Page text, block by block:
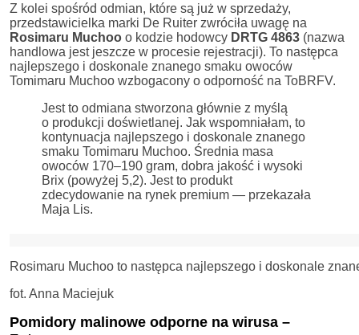
Z kolei spośród odmian, które są już w sprzedaży,
przedstawicielka marki De Ruiter zwróciła uwagę na
Rosimaru Muchoo o kodzie hodowcy DRTG 4863 (nazwa
handlowa jest jeszcze w procesie rejestracji). To następca
najlepszego i doskonale znanego smaku owoców
Tomimaru Muchoo wzbogacony o odporność na ToBRFV.
Jest to odmiana stworzona głównie z myślą
o produkcji doświetlanej. Jak wspomniałam, to
kontynuacja najlepszego i doskonale znanego
smaku Tomimaru Muchoo. Średnia masa
owoców 170–190 gram, dobra jakość i wysoki
Brix (powyżej 5,2). Jest to produkt
zdecydowanie na rynek premium — przekazała
Maja Lis.
Rosimaru Muchoo to następca najlepszego i doskonale
fot. Anna Maciejuk
Pomidory malinowe odporne na wirusa –